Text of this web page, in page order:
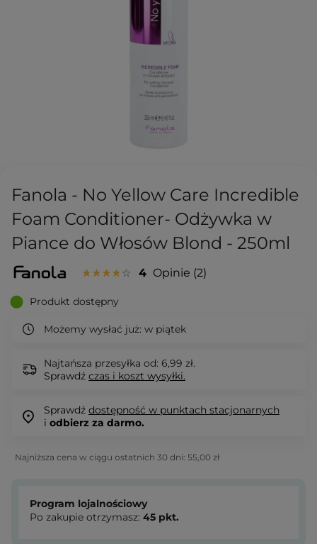
Fanola - No Yellow Care Incredible
Foam Conditioner- Odżywka w
Piance do Włosów Blond - 250ml
4 Opinie 2
Produkt dostępny
Możemy wysłać już: w piątek
Najtańsza przesyłka od: 6,99 zł.
Sprawdź czas i koszt wysyłki.
Sprawdź dostępność w punktach stacjonarnych
i odbierz za darmo.
Najniższa cena w ciągu ostatnich 30 dni: 55,00 zł
Program lojalnościowy
Po zakupie otrzymasz: 45 pkt.